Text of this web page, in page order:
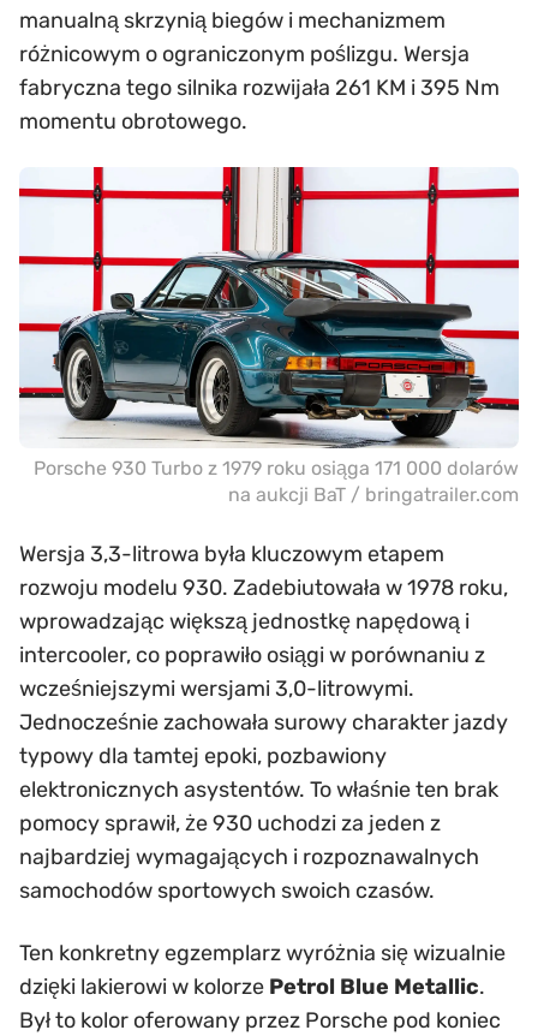
manualną skrzynią biegów i mechanizmem
różnicowym o ograniczonym poślizgu. Wersja
fabryczna tego silnika rozwijała 261 KM i 395 Nm
momentu obrotowego.
Porsche 930 Turbo z 1979 roku osiąga 171 000 dolarów
na aukcji BaT / bringatrailer.com
Wersja 3,3-litrowa była kluczowym etapem
rozwoju modelu 930. Zadebiutowała w 1978 roku,
wprowadzając większą jednostkę napędową i
intercooler, co poprawiło osiągi w porównaniu z
wcześniejszymi wersjami 3,0-litrowymi.
Jednocześnie zachowała surowy charakter jazdy
typowy dla tamtej epoki, pozbawiony
elektronicznych asystentów. To właśnie ten brak
pomocy sprawił, że 930 uchodzi za jeden z
najbardziej wymagających i rozpoznawalnych
samochodów sportowych swoich czasów.
Ten konkretny egzemplarz wyróżnia się wizualnie
dzięki lakierowi w kolorze Petrol Blue Metallic.
Był to kolor oferowany przez Porsche pod koniec